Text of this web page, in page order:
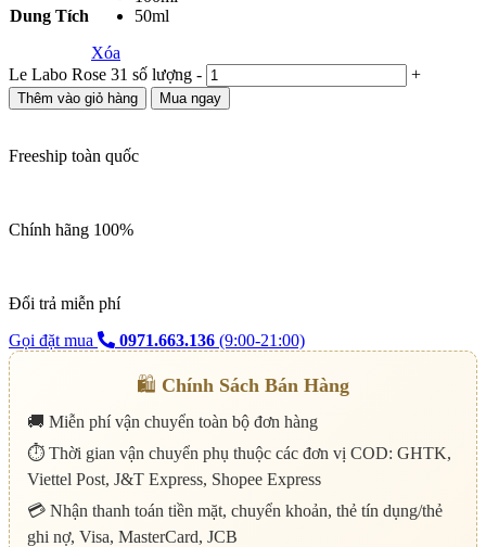
Dung Tích
50ml
Xóa
Le Labo Rose 31 số lượng - +
Thêm vào giỏ hàng Mua ngay
Freeship toàn quốc
Chính hãng 100%
Đổi trả miễn phí
Gọi đặt mua
0971.663.136 (9:00-21:00)
🛍️ Chính Sách Bán Hàng
🚚 Miễn phí vận chuyển toàn bộ đơn hàng
⏱️ Thời gian vận chuyển phụ thuộc các đơn vị COD: GHTK,
Viettel Post, J&T Express, Shopee Express
💳 Nhận thanh toán tiền mặt, chuyển khoản, thẻ tín dụng/thẻ
ghi nợ, Visa, MasterCard, JCB